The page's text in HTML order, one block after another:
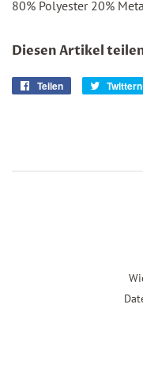
80% Polyester 20%
Diesen Artikel
Teilen Twittern